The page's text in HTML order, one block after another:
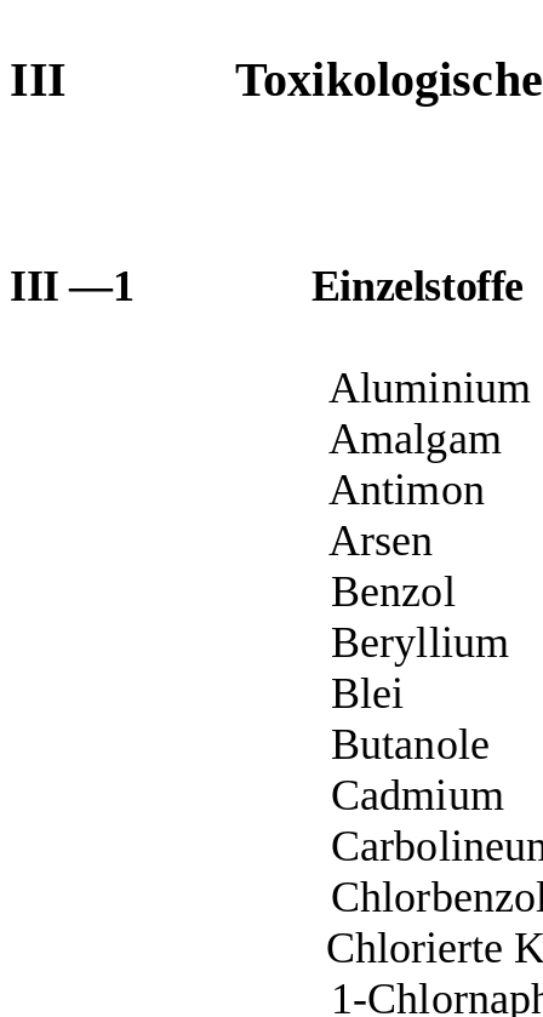
III
III —1 Einzelstoffe
Aluminium
Amalgam
Antimon
Arsen
Benzol
Beryllium
Blei
Butanole
Cadmium
Chlorierte
1-